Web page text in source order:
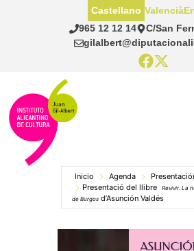
965 12 12 14
C/San
Castellano Valencià
Inicio Agenda
Presentació del llibre
Revivir. La
de Burgos d’Asunción Valdés